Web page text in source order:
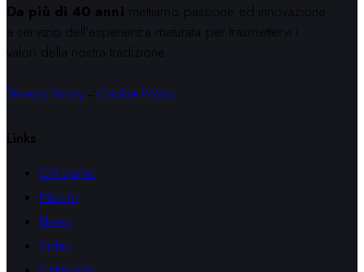
Da più di 40 anni mettiamo passione ed innovazione
a servizio dell’esperienza maturata per trasmettervi i
valori della nostra tradizione.
Privacy Policy Cookie Policy
Links
Chi siamo
Marchi
News
Video